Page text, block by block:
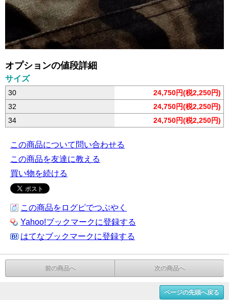
オプションの値段詳細
サイズ
30
24,750円(税2,250円)
32
24,750円(税2,250円)
34
24,750円(税2,250円)
この商品について問い合わせる
この商品を友達に教える
買い物を続ける
この商品をログピでつぶやく
Yahoo!ブックマークに登録する
はてなブックマークに登録する
前の商品へ 次の商品へ
ページの先頭へ戻る